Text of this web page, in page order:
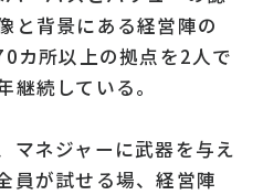
と背景にある経営陣の
カ所以上の拠点を2人で
継続している。
マネジャーに武器を与え
員が試せる場、経営陣